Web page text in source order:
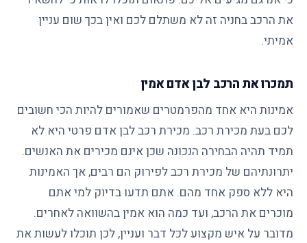
את הרכב בחניה זה לא משתלם לכם ואין בכך שום עניין
אמיתי.
תמכרו את הרכב לבן אדם אמין
אמינות היא אחד מהפרמטרים שאמורים להיות הכי חשובים
לכם בעת מכירת רכב. מכירת רכב לבן אדם פרטי היא לא
תמיד תהיה הבחירה הנכונה שכן אינם מכירים את האנשים.
יתרונתיהם של מכירת רכב לפירוק הם רבים, אך האמינות
היא ללא ספק אחד מהם. אתם תדעו בדיוק למי אתם
מוכרים את הרכב, ועד כמה הוא אמין בהשוואה לאחרים.
מדובר על איש מקצוע לכל דבר ועניין, לכן תוכלו לעשות את